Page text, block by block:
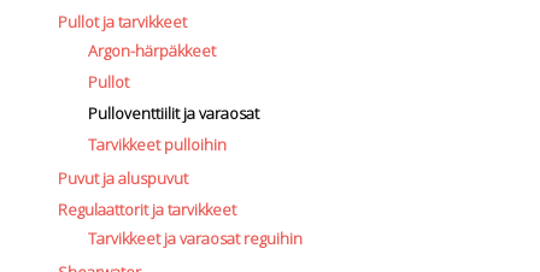
Pullot ja tarvikkeet
Argon-härpäkkeet
Pullot
Pulloventtiilit ja varaosat
Tarvikkeet pulloihin
Puvut ja aluspuvut
Regulaattorit ja tarvikkeet
Tarvikkeet ja varaosat reguihin